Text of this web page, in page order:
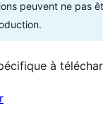
peuvent ne pas
à